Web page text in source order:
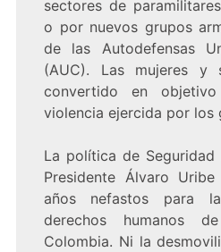
sectores de
o por nuevos grupos
de las Autodefensas
(AUC). Las mujeres y
convertido en
violencia ejercida por los
La política de
Presidente Álvaro
años nefastos para
derechos humanos
Colombia. Ni la